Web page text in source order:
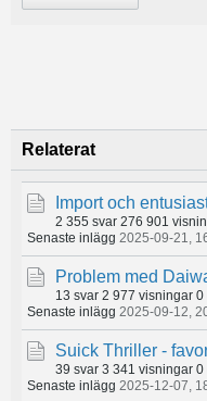
Relaterat
Import och
2 355 svar 276 901
Senaste inlägg 2025-09-21,
Problem med
13 svar 2 977 visningar 0
Senaste inlägg 2025-09-12,
Suick Thriller -
39 svar 3 341 visningar 0
Senaste inlägg 2025-12-07,